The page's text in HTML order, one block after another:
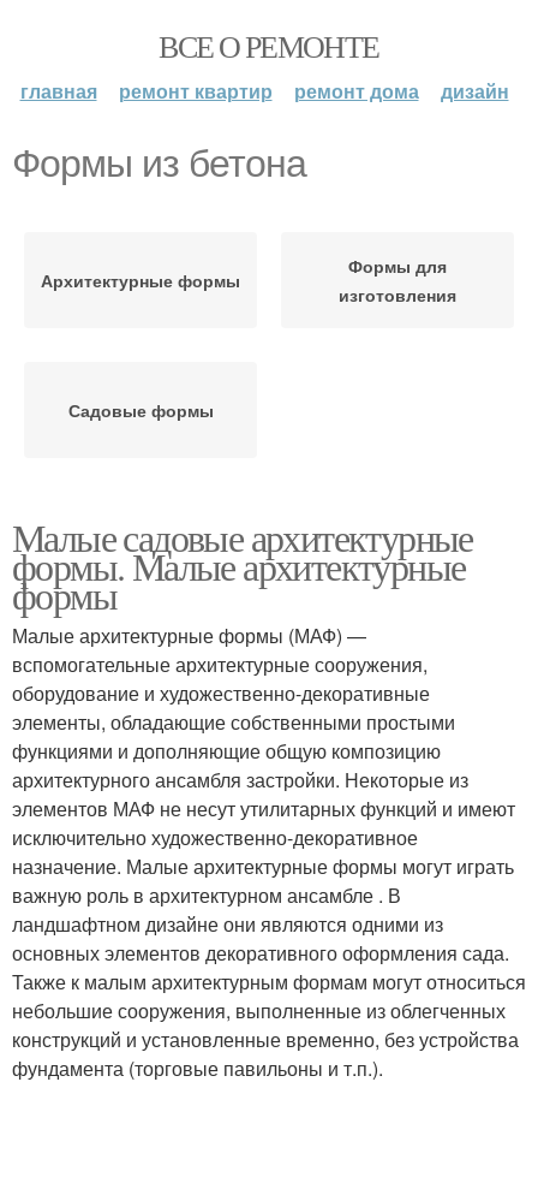
ВСЕ О РЕМОНТЕ
главная ремонт квартир ремонт дома дизайн
Формы из бетона
Архитектурные формы
Формы для
изготовления
Садовые формы
Малые садовые архитектурные
формы. Малые архитектурные
формы
Малые архитектурные формы (МАФ) —
вспомогательные архитектурные сооружения,
оборудование и художественно-декоративные
элементы, обладающие собственными простыми
функциями и дополняющие общую композицию
архитектурного ансамбля застройки. Некоторые из
элементов МАФ не несут утилитарных функций и имеют
исключительно художественно-декоративное
назначение. Малые архитектурные формы могут играть
важную роль в архитектурном ансамбле . В
ландшафтном дизайне они являются одними из
основных элементов декоративного оформления сада.
Также к малым архитектурным формам могут относиться
небольшие сооружения, выполненные из облегченных
конструкций и установленные временно, без устройства
фундамента (торговые павильоны и т.п.).